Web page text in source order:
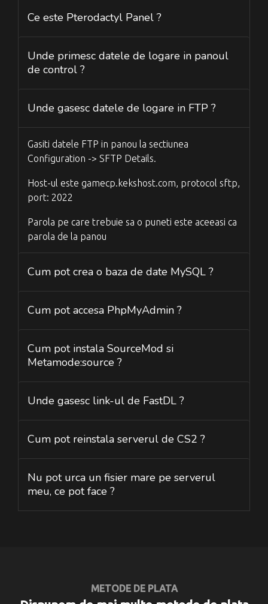
Ce este Pterodactyl Panel ?
Unde primesc datele de logare in panoul
de control ?
Unde gasesc datele de logare in FTP ?
Gasiti datele FTP in panou la sectiunea
Configuration -> SFTP Details.
Host-ul este gamecp.kekshost.com, protocol sftp,
port: 2022
Parola pe care trebuie sa o puneti este aceeasi ca
parola de la panou
Cum pot crea o baza de date MySQL ?
Cum pot accesa PhpMyAdmin ?
Cum pot instala SourceMod si
Metamode:source ?
Unde gasesc link-ul de FastDL ?
Cum pot reinstala serverul de CS2 ?
Nu pot urca un fisier mare pe serverul
meu, ce pot face ?
METODE DE PLATA